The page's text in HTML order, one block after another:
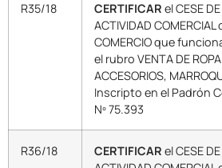
R35/18 CERTIFICAR el CESE DE
ACTIVIDAD COMERCIAL
COMERCIO que
el rubro VENTA DE
ACCESORIOS,
Inscripto en el Padrón
Nº 75.393
R36/18 CERTIFICAR el CESE DE